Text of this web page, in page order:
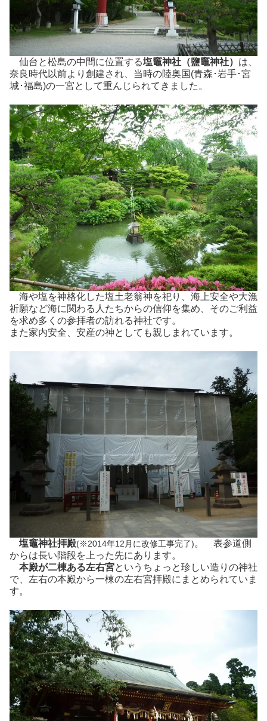
仙台と松島の中間に位置する塩竈神社（鹽竈神社） は、
奈良時代以前より創建され、当時の陸奥国(青森･岩手･宮
城･福島)の一宮として重んじられてきました。
海や塩を神格化した塩土老翁神を祀り、海上安全や大漁
祈願など海に関わる人たちからの信仰を集め、そのご利益
を求め多くの参拝者の訪れる神社です。
また家内安全、安産の神としても親しまれています。
塩竈神社拝殿(※2014年12月に改修工事完了)。 表参道側
からは長い階段を上った先にあります。
本殿が二棟ある左右宮というちょっと珍しい造りの神社
で、左右の本殿から一棟の左右宮拝殿にまとめられていま
す。